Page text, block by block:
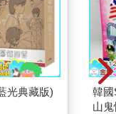
光典藏版)
韓
山